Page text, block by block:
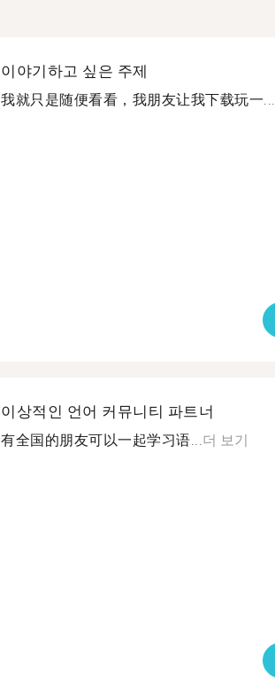
이야기하고 싶은 주제
我就只是随便看看，我朋友让我下载玩一...
이상적인 언어 커뮤니티 파트너
有全国的朋友可以一起学习语...더 보기